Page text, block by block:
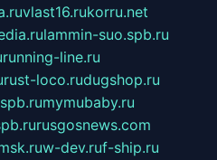
vlast16.rukorru.net
lammin-suo.spb.ru
running-line.ru
rust-loco.rudugshop.ru
mymubaby.ru
rusgosnews.com
w-dev.ruf-ship.ru